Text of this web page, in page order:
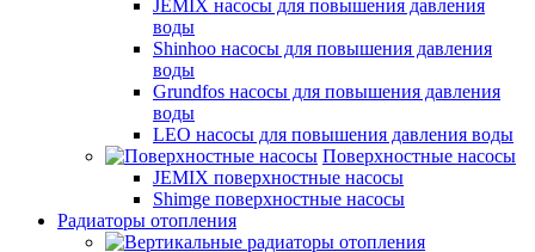
JEMIX насосы для повышения давления
воды
Shinhoo насосы для повышения давления
воды
Grundfos насосы для повышения давления
воды
LEO насосы для повышения давления воды
Поверхностные насосы
JEMIX поверхностные насосы
Shimge поверхностные насосы
Радиаторы отопления